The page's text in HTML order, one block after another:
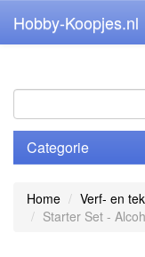
Hobby-Koopjes.nl
Categorie
Home Verf- en
Starter Set -